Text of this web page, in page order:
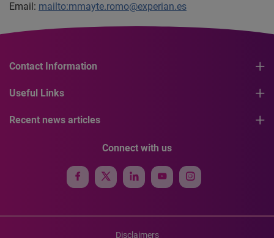
Email: mailto:mmayte.romo@experian.es
Contact Information
Useful Links
Recent news articles
Connect with us
Disclaimers